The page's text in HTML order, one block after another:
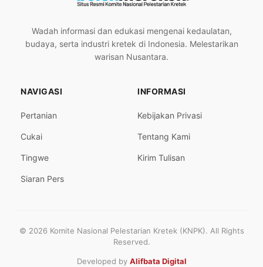
Wadah informasi dan edukasi mengenai kedaulatan,
budaya, serta industri kretek di Indonesia. Melestarikan
warisan Nusantara.
NAVIGASI
Pertanian
Cukai
Tingwe
Siaran Pers
INFORMASI
Kebijakan Privasi
Tentang Kami
Kirim Tulisan
© 2026 Komite Nasional Pelestarian Kretek (KNPK). All Rights
Reserved.
Developed by Alifbata Digital